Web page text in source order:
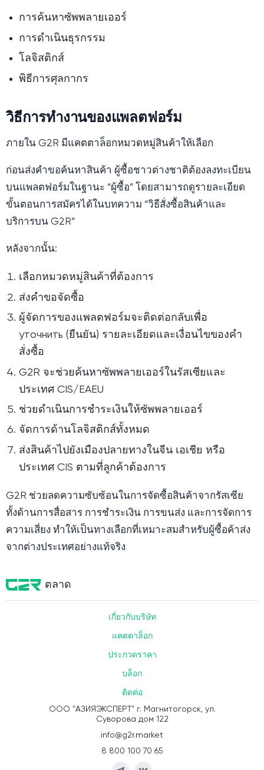
การค้นหาซัพพลายเออร์
การดำเนินธุรกรรม
โลจิสติกส์
พิธีการศุลกากร
วิธีการทำงานของแพลตฟอร์ม
ภายใน G2R มีแคตตาล็อกหมวดหมู่สินค้าให้เลือก
ก่อนส่งคำขอค้นหาสินค้า ผู้ซื้อชาวต่างชาติต้องลงทะเบียน
บนแพลตฟอร์มในฐานะ “ผู้ซื้อ” โดยสามารถดูรายละเอียด
ขั้นตอนการสมัครได้ในบทความ “วิธีสั่งซื้อสินค้าและ
บริการบน G2R”
หลังจากนั้น:
เลือกหมวดหมู่สินค้าที่ต้องการ
ส่งคำขอจัดซื้อ
ผู้จัดการของแพลตฟอร์มจะติดต่อกลับเพื่อ
уточнить (ยืนยัน) รายละเอียดและเงื่อนไขของคำ
สั่งซื้อ
G2R จะช่วยค้นหาซัพพลายเออร์ในรัสเซียและ
ประเทศ CIS/EAEU
ช่วยดำเนินการชำระเงินให้ซัพพลายเออร์
จัดการด้านโลจิสติกส์ทั้งหมด
ส่งสินค้าไปยังเมืองปลายทางในจีน เอเชีย หรือ
ประเทศ CIS ตามที่ลูกค้าต้องการ
G2R ช่วยลดความซับซ้อนในการจัดซื้อสินค้าจากรัสเซีย
ทั้งด้านการสื่อสาร การชำระเงิน การขนส่ง และการจัดการ
ความเสี่ยง ทำให้เป็นทางเลือกที่เหมาะสมสำหรับผู้ซื้อค้าส่ง
จากต่างประเทศอย่างแท้จริง
ตลาด
เกี่ยวกับบริษัท
แคตตาล็อก
ประกวดราคา
บล็อก
ติดต่อ
ООО "АЗИЯЭКСПЕРТ" г. Магнитогорск, ул.
Суворова дом 122
info@g2r.market
8 800 100 70 65